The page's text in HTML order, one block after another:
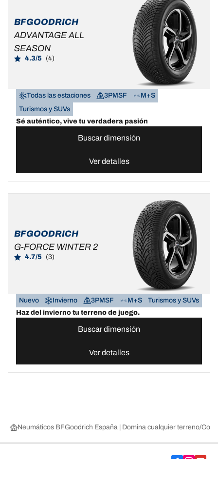
BFGOODRICH
ADVANTAGE ALL
SEASON
4.3/5 (4)
Todas las estaciones 3PMSF
M+S
Turismos y SUVs
Sé auténtico, vive tu verdadera pasión
Buscar dimensión
Ver detalles
BFGOODRICH
G-FORCE WINTER 2
4.7/5 (3)
Nuevo Invierno 3PMSF M+S
Turismos y SUVs
Haz del invierno tu terreno de juego.
Buscar dimensión
Ver detalles
Neumáticos BFGoodrich España | Domina cualquier terreno